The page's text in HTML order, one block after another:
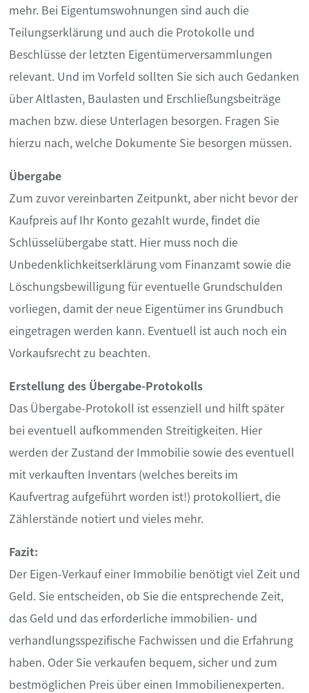
mehr. Bei Eigentumswohnungen sind auch die
Teilungserklärung und auch die Protokolle und
Beschlüsse der letzten Eigentümerversammlungen
relevant. Und im Vorfeld sollten Sie sich auch Gedanken
über Altlasten, Baulasten und Erschließungsbeiträge
machen bzw. diese Unterlagen besorgen. Fragen Sie
hierzu nach, welche Dokumente Sie besorgen müssen.
Übergabe
Zum zuvor vereinbarten Zeitpunkt, aber nicht bevor der
Kaufpreis auf Ihr Konto gezahlt wurde, findet die
Schlüsselübergabe statt. Hier muss noch die
Unbedenklichkeitserklärung vom Finanzamt sowie die
Löschungsbewilligung für eventuelle Grundschulden
vorliegen, damit der neue Eigentümer ins Grundbuch
eingetragen werden kann. Eventuell ist auch noch ein
Vorkaufsrecht zu beachten.
Erstellung des Übergabe-Protokolls
Das Übergabe-Protokoll ist essenziell und hilft später
bei eventuell aufkommenden Streitigkeiten. Hier
werden der Zustand der Immobilie sowie des eventuell
mit verkauften Inventars (welches bereits im
Kaufvertrag aufgeführt worden ist!) protokolliert, die
Zählerstände notiert und vieles mehr.
Fazit:
Der Eigen-Verkauf einer Immobilie benötigt viel Zeit und
Geld. Sie entscheiden, ob Sie die entsprechende Zeit,
das Geld und das erforderliche immobilien- und
verhandlungsspezifische Fachwissen und die Erfahrung
haben. Oder Sie verkaufen bequem, sicher und zum
bestmöglichen Preis über einen Immobilienexperten.